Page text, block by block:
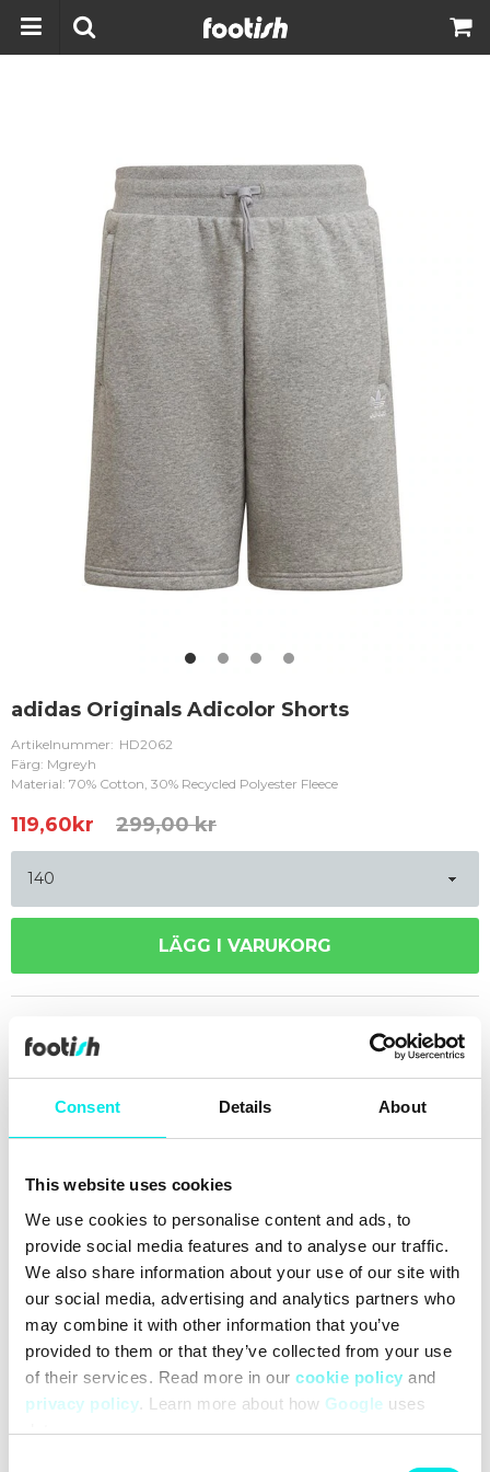
Consent Details About
This website uses cookies
We use cookies to personalise content and ads, to
provide social media features and to analyse our traffic.
We also share information about your use of our site with
our social media, advertising and analytics partners who
may combine it with other information that you’ve
provided to them or that they’ve collected from your use
of their services. Read more in our cookie policy and
privacy policy. Learn more about how Google uses
data.
adidas Originals Adicolor Shorts
Artikelnummer: HD2062
Färg: Mgreyh
Material: 70% Cotton, 30% Recycled Polyester Fleece
119,60kr 299,00 kr
LÄGG I VARUKORG
Över 90 000 följare
Grundat 2007
Rengöring Leveranser